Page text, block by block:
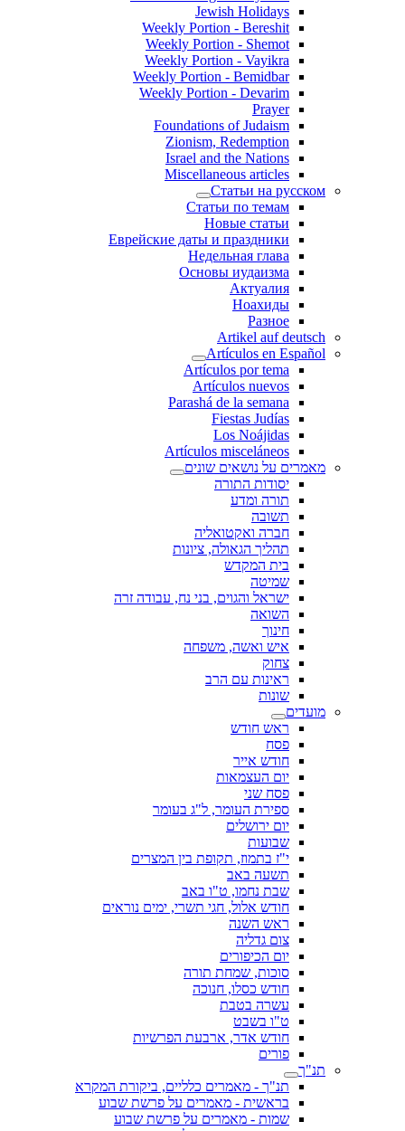
Jewish Holidays
Weekly Portion - Bereshit
Weekly Portion - Shemot
Weekly Portion - Vayikra
Weekly Portion - Bemidbar
Weekly Portion - Devarim
Prayer
Foundations of Judaism
Zionism, Redemption
Israel and the Nations
Miscellaneous articles
Статьи на русском
Статьи по темам
Новые статьи
Еврейские даты и праздники
Недельная глава
Основы иудаизма
Актуалия
Ноахиды
Разное
Artikel auf deutsch
Artículos en Español
Artículos por tema
Artículos nuevos
Parashá de la semana
Fiestas Judías
Los Noájidas
Artículos misceláneos
מאמרים על נושאים שונים
יסודות התורה
תורה ומדע
תשובה
חברה ואקטואליה
תהליך הגאולה, ציונות
בית המקדש
שמיטה
ישראל והגוים, בני נח, עבודה זרה
השואה
חינוך
איש ואשה, משפחה
צחוק
ראינות עם הרב
שונות
מועדים
ראש חודש
פסח
חודש אייר
יום העצמאות
פסח שני
ספירת העומר, ל"ג בעומר
יום ירושלים
שבועות
י"ז בתמוז, תקופת בין המצרים
תשעה באב
שבת נחמו, ט"ו באב
חודש אלול, חגי תשרי, ימים נוראים
ראש השנה
צום גדליה
יום הכיפורים
סוכות, שמחת תורה
חודש כסלו, חנוכה
עשרה בטבת
ט"ו בשבט
חודש אדר, ארבעת הפרשיות
פורים
תנ"ך
תנ"ך - מאמרים כלליים, ביקורת המקרא
בראשית - מאמרים על פרשת שבוע
שמות - מאמרים על פרשת שבוע